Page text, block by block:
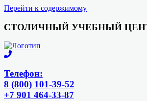
Перейти к содержимому
СТОЛИЧНЫЙ УЧЕБНЫЙ
Телефон:
8 (800) 101-39-52
+7 901 464-33-87